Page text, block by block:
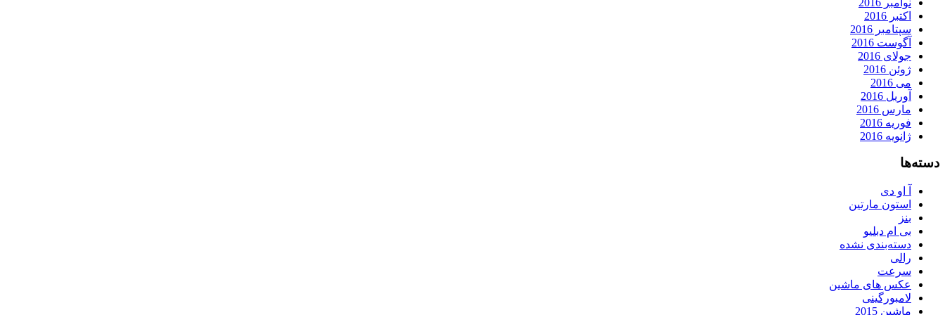
اکتبر 2016
سپتامبر 2016
آگوست 2016
جولای 2016
ژوئن 2016
می 2016
آوریل 2016
مارس 2016
فوریه 2016
ژانویه 2016
دسته‌ها
آ او دی
استون مارتین
بنز
بی ام دبلیو
دسته‌بندی نشده
رالی
سرعت
عکس های ماشین
لامبورگینی
ماشین 2015